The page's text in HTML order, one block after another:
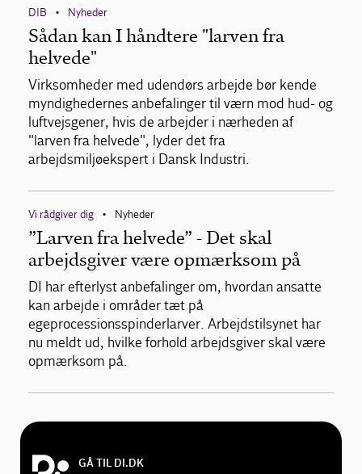
DIB • Nyheder
Sådan kan I håndtere "larven fra
helvede"
Virksomheder med udendørs arbejde bør kende
myndighedernes anbefalinger til værn mod hud- og
luftvejsgener, hvis de arbejder i nærheden af
"larven fra helvede", lyder det fra
arbejdsmiljøekspert i Dansk Industri.
Vi rådgiver dig • Nyheder
”Larven fra helvede” - Det skal
arbejdsgiver være opmærksom på
DI har efterlyst anbefalinger om, hvordan ansatte
kan arbejde i områder tæt på
egeprocessionsspinderlarver. Arbejdstilsynet har
nu meldt ud, hvilke forhold arbejdsgiver skal være
opmærksom på.
GÅ TIL DI.DK